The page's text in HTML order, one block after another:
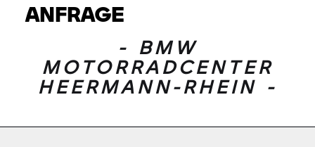
ANFRAGE
- BMW
MOTORRADCENTER
HEERMANN-RHEIN -